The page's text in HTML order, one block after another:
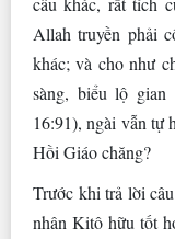
Allah truyền phải
khác; và cho như
sàng, biểu lộ gian
16:91), ngài vẫn tự
Hồi Giáo chăng?
Trước khi trả lời
nhân Kitô hữu tốt